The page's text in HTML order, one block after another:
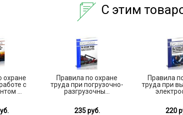
С этим
охране
с
...
Правила по охране
труда при погрузочно-
разгрузочны...
235 руб.
Правила
труда при
220